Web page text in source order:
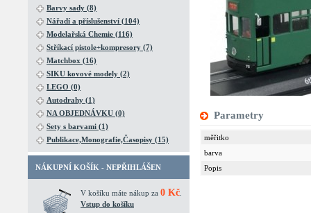
Barvy sady (8)
Nářadí a příslušenství (104)
Modelařská Chemie (116)
Stříkací pistole+kompresory (7)
Matchbox (16)
SIKU kovové modely (2)
LEGO (0)
Autodrahy (1)
NA OBJEDNÁVKU (0)
Sety s barvami (1)
Publikace,Monografie,Časopisy (15)
NÁKUPNÍ KOŠÍK - NEPŘIHLÁŠEN
V košíku máte nákup za 0 Kč
Vstup do košíku
Parametry
měřitko
barva
Popis